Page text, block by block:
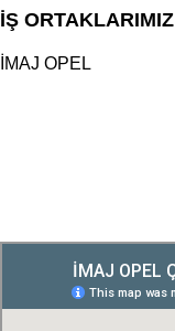
İŞ ORTAKLARIMIZ
İMAJ OPEL